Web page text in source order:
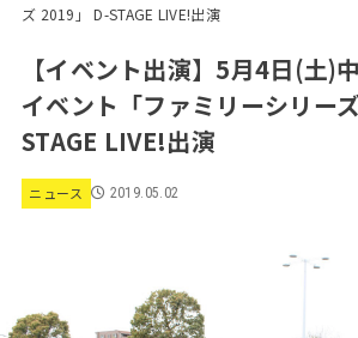
ズ 2019」 D-STAGE LIVE!出演
【イベント出演】5月4日(土)
イベント「ファミリーシリー
STAGE LIVE!出演
ニュース 2019.05.02